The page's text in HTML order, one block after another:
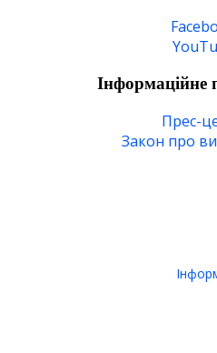
Інформаційне
Прес-
Закон про